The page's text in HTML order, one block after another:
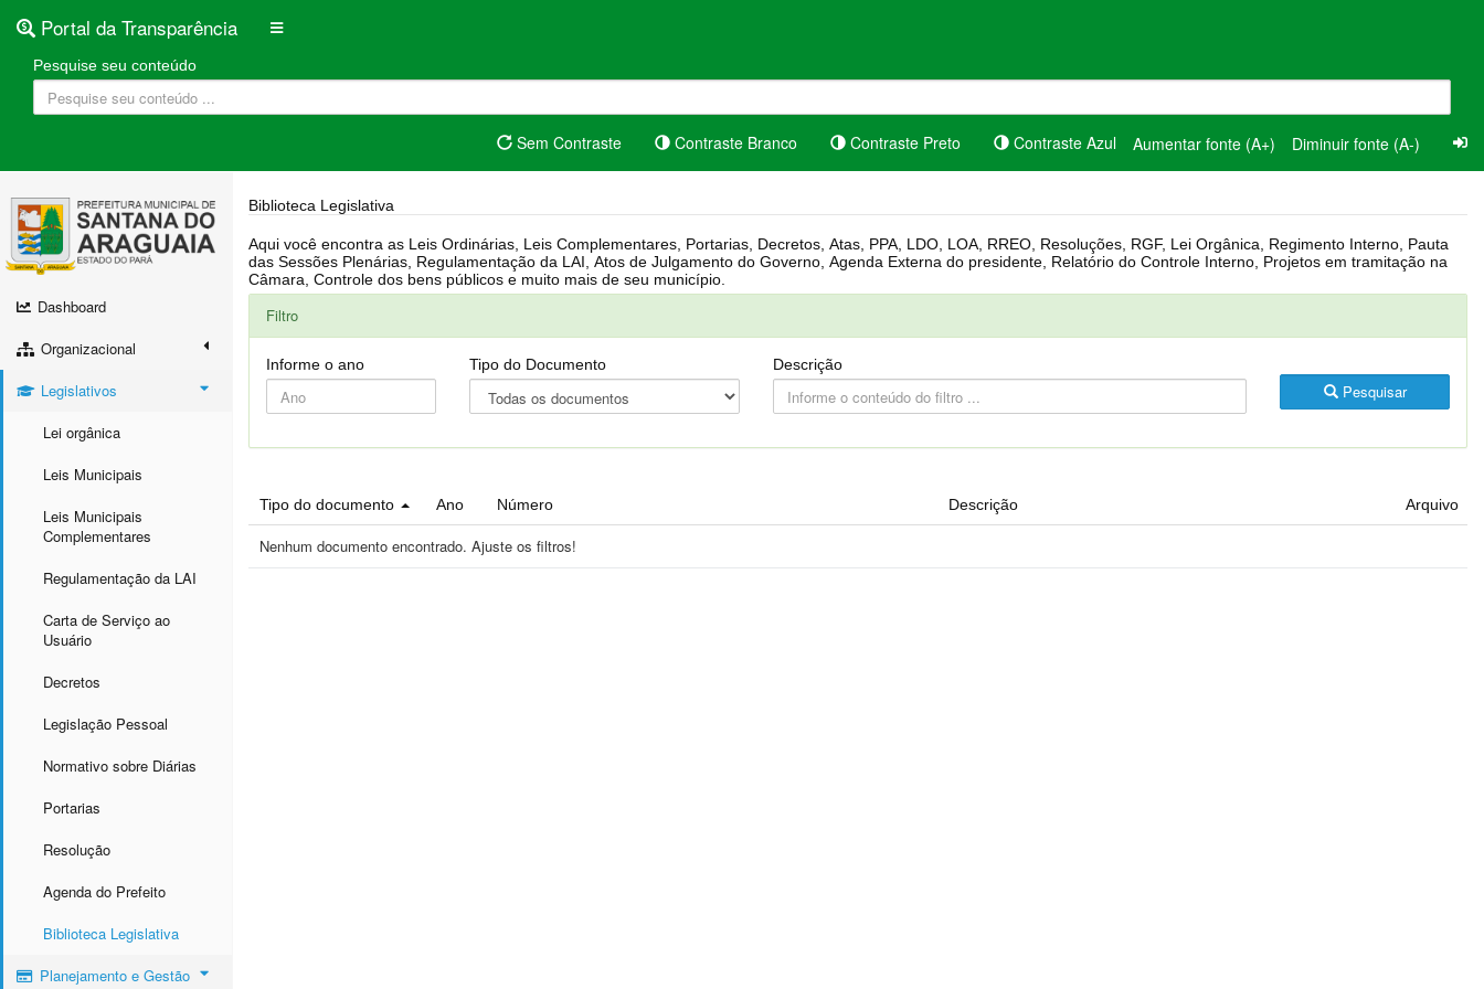
Portal da Transparência
Pesquise seu conteúdo
Sem Contraste Contraste Branco Contraste Preto Contraste Azul Aumentar fonte (A+) Diminuir fonte (A-)
Dashboard
Organizacional
Legislativos
Lei orgânica
Leis Municipais
Leis Municipais
Complementares
Regulamentação da LAI
Carta de Serviço ao
Usuário
Decretos
Legislação Pessoal
Normativo sobre Diárias
Portarias
Resolução
Agenda do Prefeito
Biblioteca Legislativa
Planejamento e Gestão
Biblioteca Legislativa
Aqui você encontra as Leis Ordinárias, Leis Complementares, Portarias, Decretos, Atas, PPA, LDO, LOA, RREO, Resoluções, RGF, Lei Orgânica, Regimento Interno, Pauta
das Sessões Plenárias, Regulamentação da LAI, Atos de Julgamento do Governo, Agenda Externa do presidente, Relatório do Controle Interno, Projetos em tramitação na
Câmara, Controle dos bens públicos e muito mais de seu município.
Filtro
Informe o ano Tipo do Documento Descrição
Pesquisar
Tipo do documento Ano Número Descrição Arquivo
Nenhum documento encontrado. Ajuste os filtros!